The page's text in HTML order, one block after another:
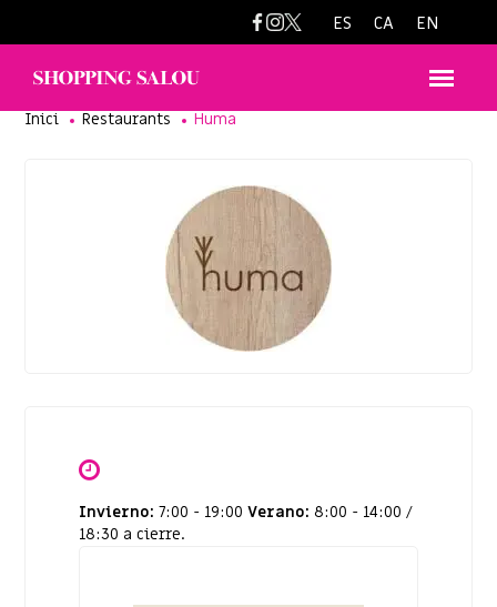
ES CA EN
Inici Restaurants Huma
Invierno: 7:00 - 19:00 Verano: 8:00 - 14:00 /
18:30 a cierre.